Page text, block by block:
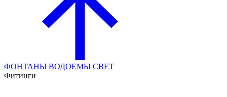
ФОНТАНЫ ВОДОЕМЫ СВЕТ
Фитинги